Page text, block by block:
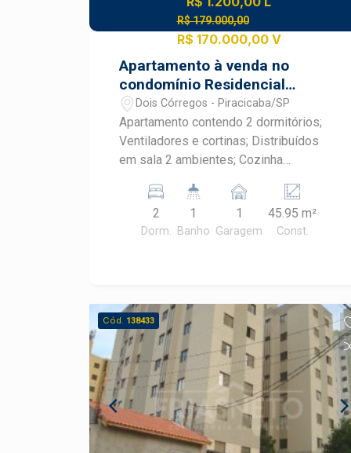
R$ 179.000,00
R$ 170.000,00 V
Apartamento à venda no
condomínio Residencial
Parque Piazza Reppública
Dois Córregos - Piracicaba/SP
Apartamento contendo 2 dormitórios;
Ventiladores e cortinas; Distribuídos
em sala 2 ambientes; Cozinha
em granito; Banheiro social com
gabinete e box em vidro temperado.
Condomínio conta com portaria 24
2
Dorm.
1
Banho
1
Garagem
45.95 m²
Const.
Cód. 138433